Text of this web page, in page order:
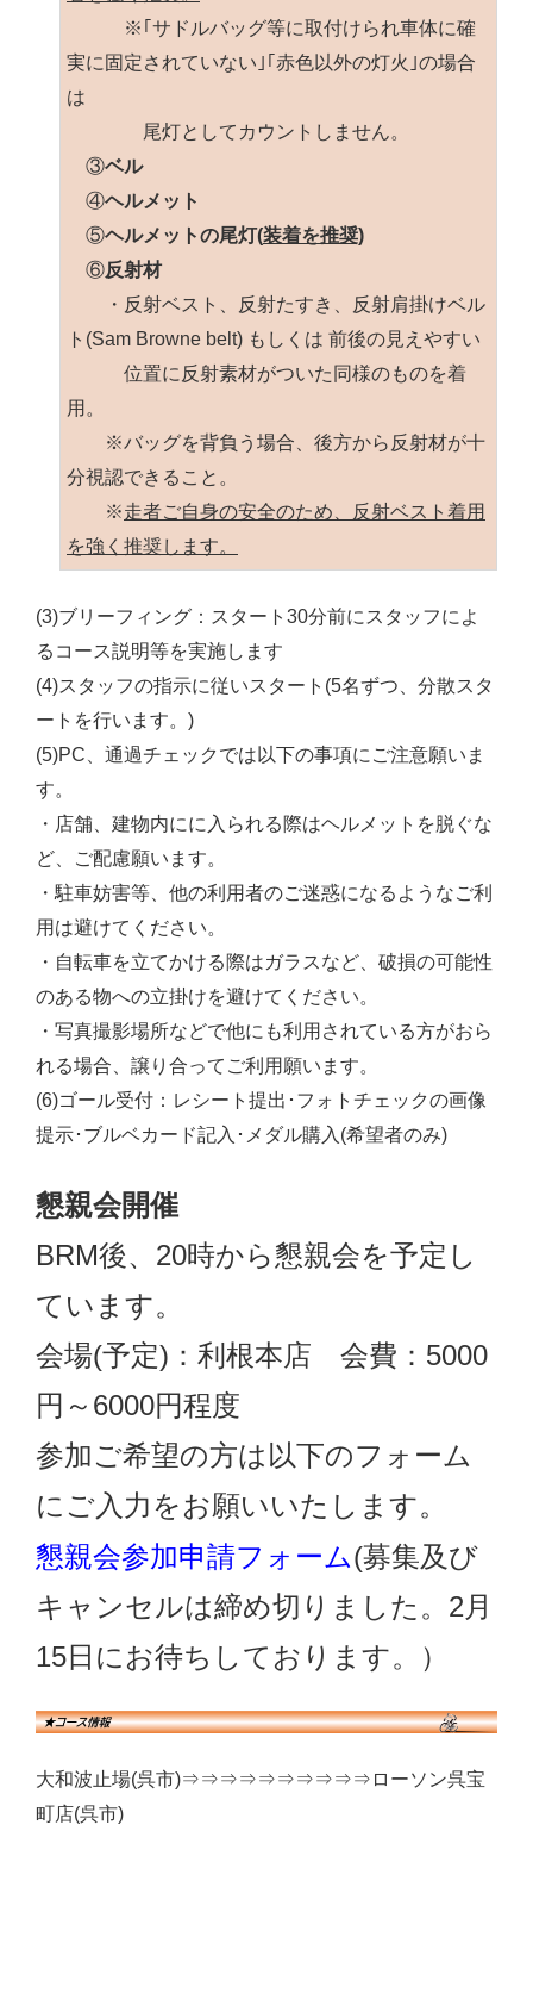
※｢サドルバッグ等に取付けられ車体に確
実に固定されていない｣｢赤色以外の灯火｣の場合
は
尾灯としてカウントしません。
③ベル
④ヘルメット
⑤ヘルメットの尾灯(装着を推奨)
⑥反射材
・反射ベスト、反射たすき、反射肩掛けベル
ト(Sam Browne belt) もしくは 前後の見えやすい
位置に反射素材がついた同様のものを着
用。
※バッグを背負う場合、後方から反射材が十
分視認できること。
※走者ご自身の安全のため、反射ベスト着用
を強く推奨します。
(3)ブリーフィング：スタート30分前にスタッフによ
るコース説明等を実施します
(4)スタッフの指示に従いスタート(5名ずつ、分散スタ
ートを行います。)
(5)PC、通過チェックでは以下の事項にご注意願いま
す。
・店舗、建物内にに入られる際はヘルメットを脱ぐな
ど、ご配慮願います。
・駐車妨害等、他の利用者のご迷惑になるようなご利
用は避けてください。
・自転車を立てかける際はガラスなど、破損の可能性
のある物への立掛けを避けてください。
・写真撮影場所などで他にも利用されている方がおら
れる場合、譲り合ってご利用願います。
(6)ゴール受付：レシート提出･フォトチェックの画像
提示･ブルベカード記入･メダル購入(希望者のみ)
懇親会開催
BRM後、20時から懇親会を予定し
ています。
会場(予定)：利根本店 会費：5000
円～6000円程度
参加ご希望の方は以下のフォーム
にご入力をお願いいたします。
懇親会参加申請フォーム(募集及び
キャンセルは締め切りました。2月
15日にお待ちしております。）
大和波止場(呉市)⇒⇒⇒⇒⇒⇒⇒⇒⇒⇒ローソン呉宝
町店(呉市)